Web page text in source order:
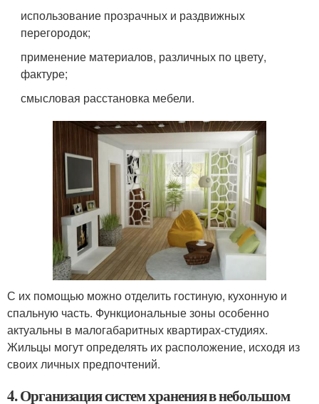
использование прозрачных и раздвижных
перегородок;
применение материалов, различных по цвету,
фактуре;
смысловая расстановка мебели.
С их помощью можно отделить гостиную, кухонную и
спальную часть. Функциональные зоны особенно
актуальны в малогабаритных квартирах-студиях.
Жильцы могут определять их расположение, исходя из
своих личных предпочтений.
4. Организация систем хранения в небольшом